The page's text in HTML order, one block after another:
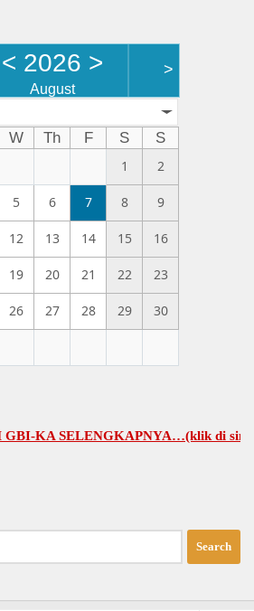
< 2026 >
August
>
W Th F S
S
1
2
5 6 7 8 9
12 13 14 15 16
19 20 21 22 23
26 27 28 29 30
KA SELENGKAPNYA…(klik di sini)